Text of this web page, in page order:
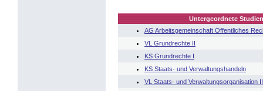
Untergeordnete
AG Arbeitsgemeinschaft Öffentliches
VL Grundrechte II
KS Grundrechte I
KS Staats- und Verwaltungshandeln
VL Staats- und Verwaltungsorganisation II